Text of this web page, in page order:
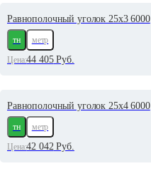
Равнополочный уголок 25х3 6000
тн
метр
Цена:44 405Руб.
Равнополочный уголок 25х4 6000
тн
метр
Цена:42 042Руб.